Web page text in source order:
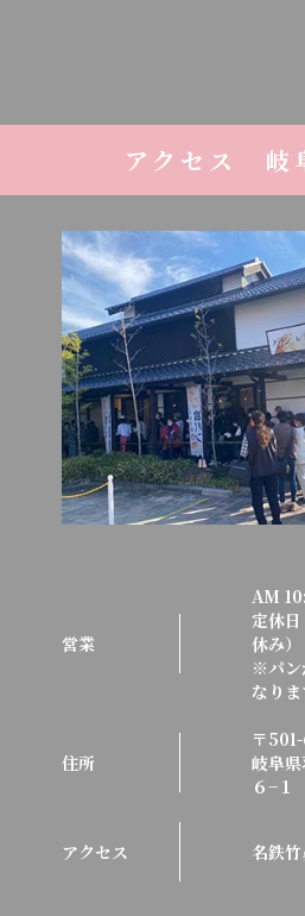
アクセス 岐
営業
AM
定休
休み）
※パン
なりま
住所
〒
岐阜
６−１
アクセス 名鉄